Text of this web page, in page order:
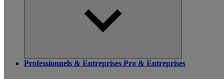
Professionnels & Entreprises Pro & Entreprises